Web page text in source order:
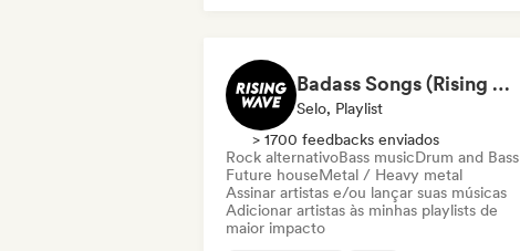
Badass Songs (Rising Wave Records)
Selo, Playlist
> 1700 feedbacks enviados
Rock alternativoBass musicDrum and Bass
Future houseMetal / Heavy metal
Assinar artistas e/ou lançar suas músicas
Adicionar artistas às minhas playlists de
maior impacto